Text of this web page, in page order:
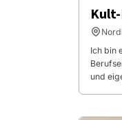
Ich bin
und